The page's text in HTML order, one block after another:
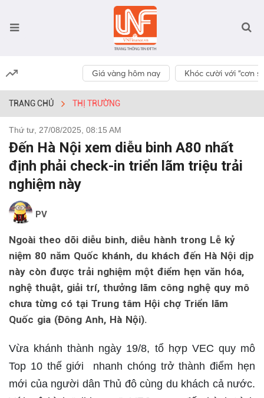
Giá vàng hôm nay Khóc cười với “cơn
TRANG CHỦ THỊ TRƯỜNG
Thứ tư, 27/08/2025, 08:15 AM
Đến Hà Nội xem diễu binh A80 nhất
định phải check-in triển lãm triệu trải
nghiệm này
PV
Ngoài theo dõi diễu binh, diễu hành trong Lễ kỷ
niệm 80 năm Quốc khánh, du khách đến Hà Nội dịp
này còn được trải nghiệm một điểm hẹn văn hóa,
nghệ thuật, giải trí, thưởng lãm công nghệ quy mô
chưa từng có tại Trung tâm Hội chợ Triển lãm
Quốc gia (Đông Anh, Hà Nội).
Vừa khánh thành ngày 19/8, tổ hợp VEC quy mô
Top 10 thế giới nhanh chóng trở thành điểm hẹn
mới của người dân Thủ đô cùng du khách cả nước.